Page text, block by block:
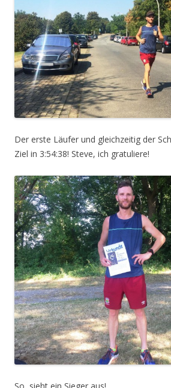
Der erste Läufer und gleichzeitig der
Ziel in 3:54:38! Steve, ich gratuliere!